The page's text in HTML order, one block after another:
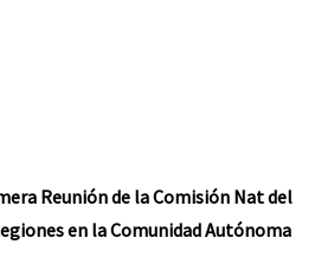
Reunión de la Comisión Nat del
en la Comunidad Autónoma